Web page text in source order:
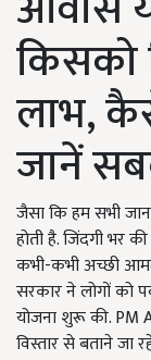
किसको
लाभ,
जानें
जैसा कि हम सभी
होती है. जिंदगी भर
कभी-कभी अच्छी
सरकार ने लोगों को
योजना शुरू की. PM
विस्तार से बताने जा